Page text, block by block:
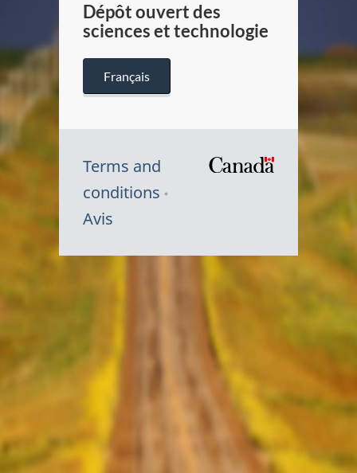
Dépôt ouvert des
sciences et technologie
Français
Terms and
conditions
Avis
Symbole
Canada